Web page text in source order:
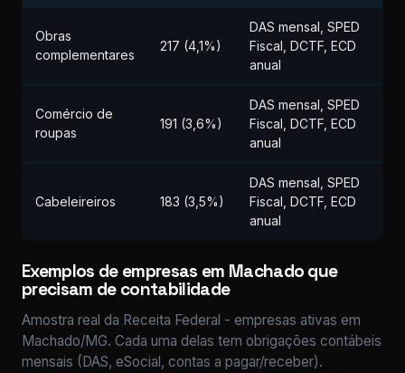
Obras
complementares
217 (4,1%)
DAS mensal, SPED
Fiscal, DCTF, ECD
anual
Comércio de
roupas
191 (3,6%)
DAS mensal, SPED
Fiscal, DCTF, ECD
anual
Cabeleireiros 183 (3,5%)
DAS mensal, SPED
Fiscal, DCTF, ECD
anual
Exemplos de empresas em Machado que
precisam de contabilidade
Amostra real da Receita Federal - empresas ativas em
Machado/MG. Cada uma delas tem obrigações contábeis
mensais (DAS, eSocial, contas a pagar/receber).